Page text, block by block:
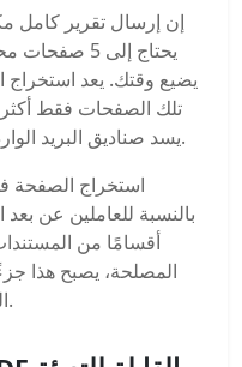
يحتاج إلى 5
يضيع وقتك. يعد
تلك الصفحات فقط أكثر
يسد صناديق البريد الوارد، ويستغرق أقل من دقيقتين.
بالنسبة للعاملين عن
أقسامًا من
المصلحة، يصبح هذا
المستند بدلاً من مهمة عرضية.